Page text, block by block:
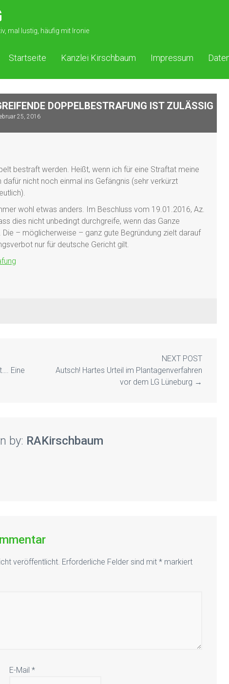
mal lustig, häufig mit Ironie
Startseite Kanzlei Kirschbaum Impressum
DOPPELBESTRAFUNG IST ZULÄSSIG
25, 2016
bestraft werden. Heißt, wenn ich für eine Straftat meine
nicht noch einmal ins Gefängnis (sehr verkürzt
wohl etwas anders. Im Beschluss vom 19.01.2016, Az.
dies nicht unbedingt durchgreife, wenn das Ganze
– möglicherweise – ganz gute Begründung zielt darauf
nur für deutsche Gericht gilt.
Eine
NEXT POST
Autsch! Hartes Urteil im Plantagenverfahren
vor dem LG Lüneburg →
by: RAKirschbaum
veröffentlicht. Erforderliche Felder sind mit * markiert
E-Mail*